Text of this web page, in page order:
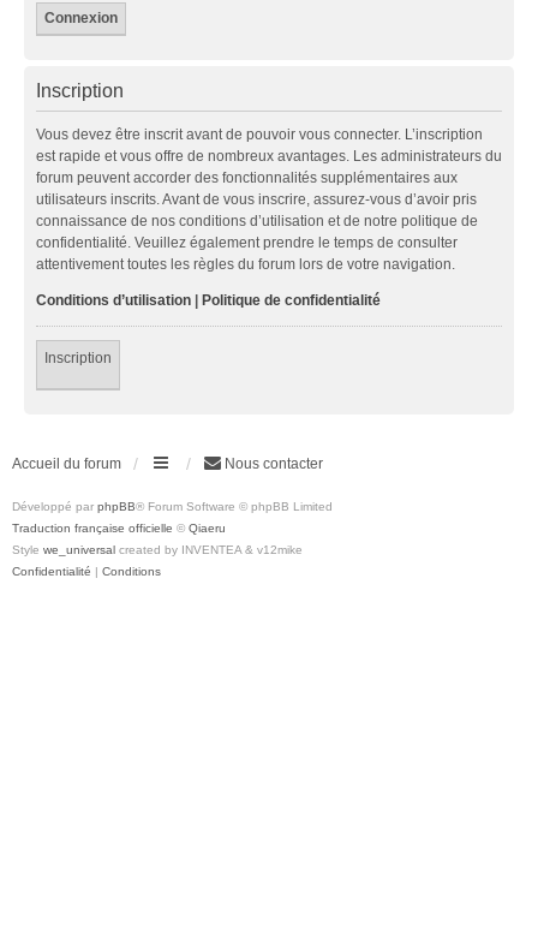
Inscription
Vous devez être inscrit avant de pouvoir vous connecter. L’inscription
est rapide et vous offre de nombreux avantages. Les administrateurs du
forum peuvent accorder des fonctionnalités supplémentaires aux
utilisateurs inscrits. Avant de vous inscrire, assurez-vous d’avoir pris
connaissance de nos conditions d’utilisation et de notre politique de
confidentialité. Veuillez également prendre le temps de consulter
attentivement toutes les règles du forum lors de votre navigation.
Conditions d’utilisation | Politique de confidentialité
Inscription
Accueil du forum Nous contacter
Développé par phpBB® Forum Software © phpBB Limited
Traduction française officielle © Qiaeru
Style we_universal created by INVENTEA & v12mike
Confidentialité | Conditions